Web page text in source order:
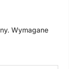
Wymagane